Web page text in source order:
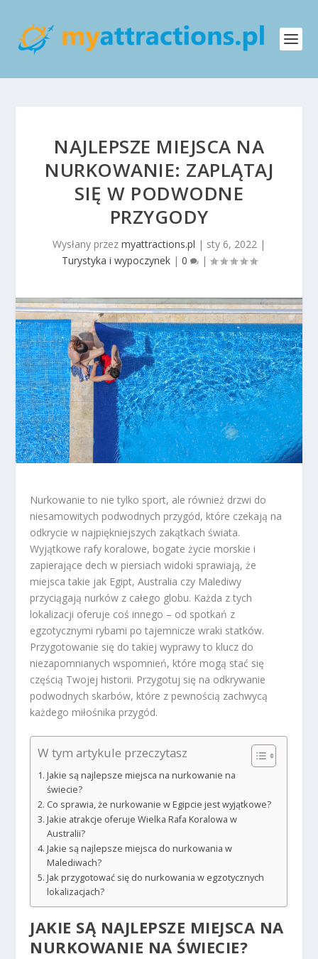
NAJLEPSZE MIEJSCA NA
NURKOWANIE: ZAPLĄTAJ
SIĘ W PODWODNE
PRZYGODY
Wysłany przez myattractions.pl | sty 6, 2022 |
Turystyka i wypoczynek| 0 |
Nurkowanie to nie tylko sport, ale również drzwi do
niesamowitych podwodnych przygód, które czekają na
odkrycie w najpiękniejszych zakątkach świata.
Wyjątkowe rafy koralowe, bogate życie morskie i
zapierające dech w piersiach widoki sprawiają, że
miejsca takie jak Egipt, Australia czy Malediwy
przyciągają nurków z całego globu. Każda z tych
lokalizacji oferuje coś innego – od spotkań z
egzotycznymi rybami po tajemnicze wraki statków.
Przygotowanie się do takiej wyprawy to klucz do
niezapomnianych wspomnień, które mogą stać się
częścią Twojej historii. Przygotuj się na odkrywanie
podwodnych skarbów, które z pewnością zachwycą
każdego miłośnika przygód.
W tym artykule przeczytasz
Jakie są najlepsze miejsca na nurkowanie na
świecie?
Co sprawia, że nurkowanie w Egipcie jest wyjątkowe?
Jakie atrakcje oferuje Wielka Rafa Koralowa w
Australii?
Jakie są najlepsze miejsca do nurkowania w
Malediwach?
Jak przygotować się do nurkowania w egzotycznych
lokalizacjach?
JAKIE SĄ NAJLEPSZE MIEJSCA NA
NURKOWANIE NA ŚWIECIE?